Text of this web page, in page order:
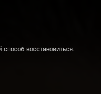
восстановиться.